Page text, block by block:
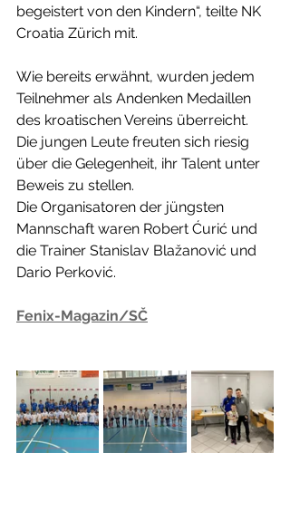
begeistert von den Kindern“, teilte NK
Croatia Zürich mit.
Wie bereits erwähnt, wurden jedem
Teilnehmer als Andenken Medaillen
des kroatischen Vereins überreicht.
Die jungen Leute freuten sich riesig
über die Gelegenheit, ihr Talent unter
Beweis zu stellen.
Die Organisatoren der jüngsten
Mannschaft waren Robert Ćurić und
die Trainer Stanislav Blažanović und
Dario Perković.
Fenix-Magazin/SČ